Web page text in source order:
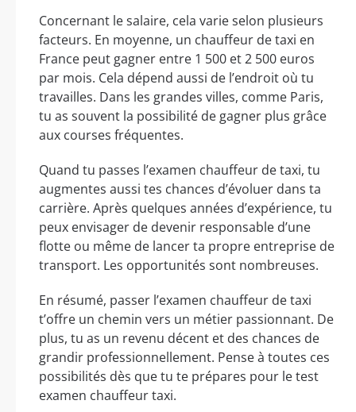
Concernant le salaire, cela varie selon plusieurs
facteurs. En moyenne, un chauffeur de taxi en
France peut gagner entre 1 500 et 2 500 euros
par mois. Cela dépend aussi de l’endroit où tu
travailles. Dans les grandes villes, comme Paris,
tu as souvent la possibilité de gagner plus grâce
aux courses fréquentes.
Quand tu passes l’examen chauffeur de taxi, tu
augmentes aussi tes chances d’évoluer dans ta
carrière. Après quelques années d’expérience, tu
peux envisager de devenir responsable d’une
flotte ou même de lancer ta propre entreprise de
transport. Les opportunités sont nombreuses.
En résumé, passer l’examen chauffeur de taxi
t’offre un chemin vers un métier passionnant. De
plus, tu as un revenu décent et des chances de
grandir professionnellement. Pense à toutes ces
possibilités dès que tu te prépares pour le test
examen chauffeur taxi.